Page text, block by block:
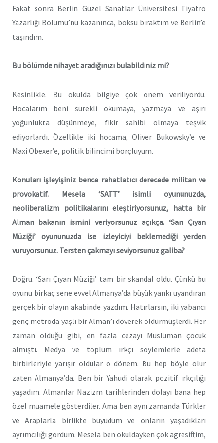
Fakat sonra Berlin Güzel Sanatlar Üniversitesi Tiyatro
Yazarlığı Bölümü’nü kazanınca, boksu bıraktım ve Berlin’e
taşındım.
Bu bölümde nihayet aradığınızı bulabildiniz mi?
Kesinlikle. Bu okulda bilgiye çok önem veriliyordu.
Hocalarım beni sürekli okumaya, yazmaya ve aşırı
yoğunlukta düşünmeye, fikir sahibi olmaya teşvik
ediyorlardı. Özellikle iki hocama, Oliver Bukowsky’e ve
Maxi Obexer’e, politik bilincimi borçluyum.
Konuları işleyişiniz bence rahatlatıcı derecede militan ve
provokatif. Mesela ‘SATT’ isimli oyununuzda,
neoliberalizm politikalarını eleştiriyorsunuz, hatta bir
Alman bakanın ismini veriyorsunuz açıkça. ‘Sarı Çıyan
Müziği’ oyununuzda ise izleyiciyi beklemediği yerden
vuruyorsunuz. Tersten çakmayı seviyorsunuz galiba?
Doğru. ‘Sarı Çıyan Müziği’ tam bir skandal oldu. Çünkü bu
oyunu birkaç sene evvel Almanya’da büyük yankı uyandıran
gerçek bir olayın akabinde yazdım. Hatırlarsın, iki yabancı
genç metroda yaşlı bir Alman’ı döverek öldürmüşlerdi. Her
zaman olduğu gibi, en fazla cezayı Müslüman çocuk
almıştı. Medya ve toplum ırkçı söylemlerle adeta
birbirleriyle yarışır oldular o dönem. Bu hep böyle olur
zaten Almanya’da. Ben bir Yahudi olarak pozitif ırkçılığı
yaşadım. Almanlar Nazizm tarihlerinden dolayı bana hep
özel muamele gösterdiler. Ama ben aynı zamanda Türkler
ve Araplarla birlikte büyüdüm ve onların yaşadıkları
ayrımcılığı gördüm. Mesela ben okuldayken çok agresiftim,